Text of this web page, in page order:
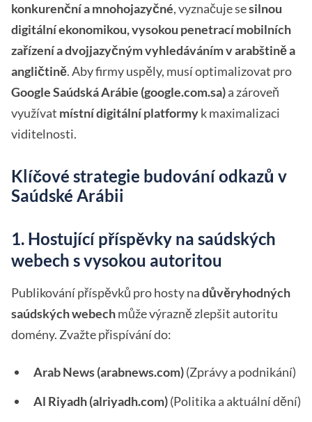
konkurenční a mnohojazyčné, vyznačuje sesilnou
digitální ekonomikou, vysokou penetrací mobilních
zařízení a dvojjazyčným vyhledáváním v arabštině a
angličtině. Aby firmy uspěly, musí optimalizovat pro
Google Saúdská Arábie (google.com.sa)a zároveň
využívat místní digitální platformyk maximalizaci
viditelnosti.
Klíčové strategie budování odkazů v
Saúdské Arábii
1. Hostující příspěvky na saúdských
webech s vysokou autoritou
Publikování příspěvků pro hosty nadůvěryhodných
saúdských webechmůže výrazně zlepšit autoritu
domény. Zvažte přispívání do:
Arab News (arabnews.com)(Zprávy a podnikání)
Al Riyadh (alriyadh.com)(Politika a aktuální dění)